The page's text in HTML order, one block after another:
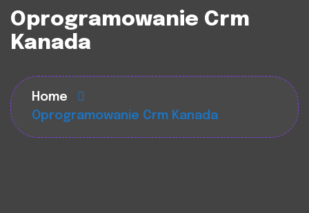
Oprogramowanie Crm
Kanada
Home
Oprogramowanie Crm Kanada